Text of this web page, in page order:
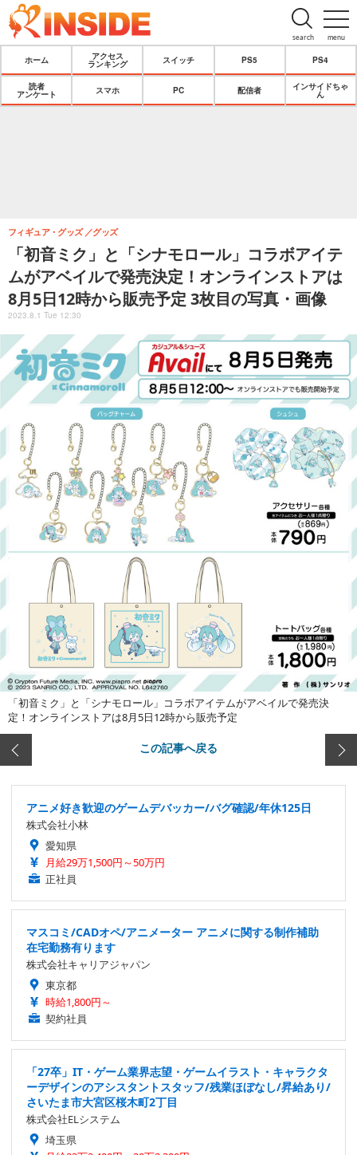
menu
search
ホーム
アクセス
ランキング
スイッチ PS5 PS4
読者
アンケート
スマホ PC 配信者
インサイドちゃ
ん
「初音ミク」と「シナモロール」コラボアイテ
ムがアベイルで発売決定！オンラインストアは
8月5日12時から販売予定 3枚目の写真・画像
フィギュア・グッズ グッズ
2023.8.1 Tue 12:30
「初音ミク」と「シナモロール」コラボアイテムがアベイルで発売決
定！オンラインストアは8月5日12時から販売予定
この記事へ戻る
アニメ好き歓迎のゲームデバッカー/バグ確認/年休125日
株式会社小林
愛知県
月給29万1,500円～50万円
正社員
マスコミ/CADオペ/アニメーター アニメに関する制作補助
在宅勤務有ります
株式会社キャリアジャパン
東京都
時給1,800円～
契約社員
「27卒」IT・ゲーム業界志望・ゲームイラスト・キャラクタ
ーデザインのアシスタントスタッフ/残業ほぼなし/昇給あり/
さいたま市大宮区桜木町2丁目
株式会社ELシステム
埼玉県